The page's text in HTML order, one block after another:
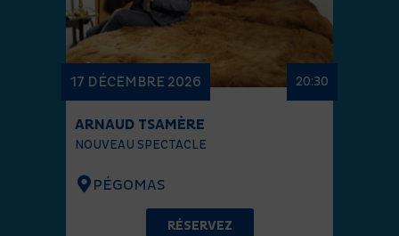
17 DÉCEMBRE 2026 20:30
ARNAUD TSAMÈRE
NOUVEAU SPECTACLE
PÉGOMAS
RÉSERVEZ